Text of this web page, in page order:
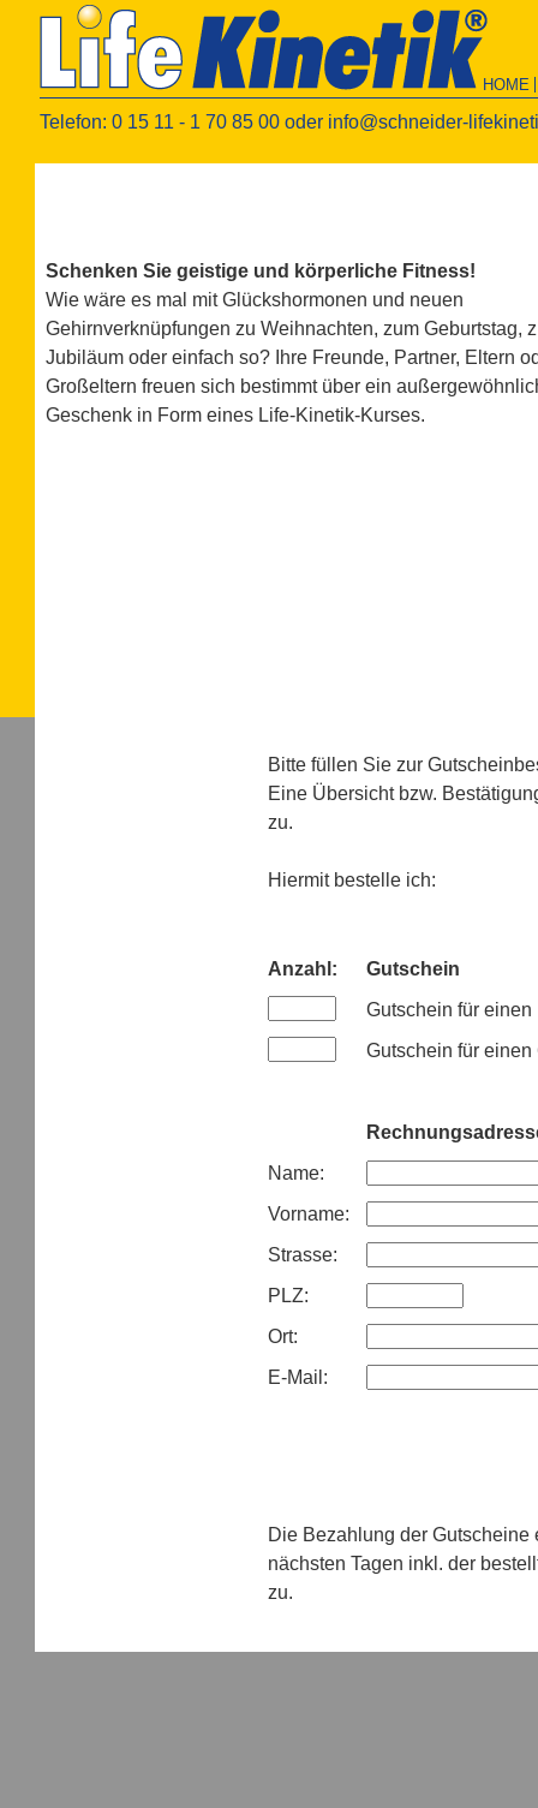
HOME
Telefon: 0 15 11 - 1 70 85 00 oder info@schneider-
Schenken Sie geistige und körperliche Fitness!
Wie wäre es mal mit Glückshormonen und neuen
Gehirnverknüpfungen zu Weihnachten, zum Geburtstag,
Jubiläum oder einfach so? Ihre Freunde, Partner, Eltern
Großeltern freuen sich bestimmt über ein
Geschenk in Form eines Life-Kinetik-Kurses.
Bitte füllen Sie zur
Eine Übersicht bzw.
zu.
Hiermit bestelle ich:
Anzahl:
Gutschein
Gutschein für
Gutschein für
Name:
Vorname:
Strasse:
PLZ:
Ort:
E-Mail:
Die Bezahlung der
nächsten Tagen inkl. der
zu.